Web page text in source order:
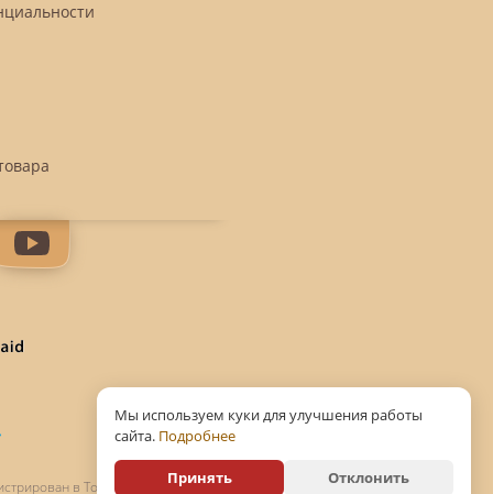
в Торговом реестре
Мы используем куки для улучшения работы
сайта. Подробнее
Принять Отклонить